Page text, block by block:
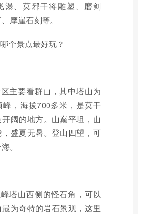
瀑、莫邪干将雕塑、磨剑
摩崖石刻等。
个景点最好玩？
主要看群山，其中塔山为
峰，海拔700多米，是莫干
阔的地方。山巅平坦，山
盛夏无暑。登山四望，可
。
塔山西侧的怪石角，可以
为奇特的岩石景观，这里